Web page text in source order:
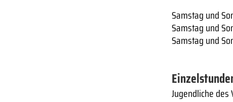
Samstag und
Samstag und
Samstag und
Jugendliche